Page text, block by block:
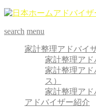
search menu
家計整理アドバイ
家計整理アド
家計整理ア
ス）
家計整理ア
アドバイザー紹介